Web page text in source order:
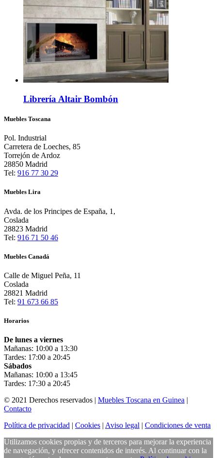
Librería Altair Bombón
Muebles Toscana
Pol. Industrial
Carretera de Loeches, 85
Torrejón de Ardoz
28850 Madrid
Tel: 916 77 30 29
Muebles Lira
Avda. de los Principes de España, 1,
Coslada
28823 Madrid
Tel: 916 71 50 46
Muebles Canadá
Calle de Miguel Peña, 11
Coslada
28821 Madrid
Tel: 91 673 66 85
Horarios
De lunes a viernes
Mañanas: 10:00 a 13:30
Tardes: 17:00 a 20:45
Sábados
Mañanas: 10:00 a 13:45
Tardes: 17:30 a 20:45
© 2021 Derechos reservados | Muebles Toscana en Guinea |
Contacto
Política de privacidad | Cookies | Aviso legal | Condiciones de venta
Utilizamos cookies propias y de terceros para mejorar la experiencia
de navegación, y ofrecer contenidos de interés. Al continuar con la